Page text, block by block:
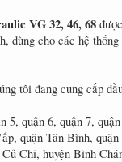
VG 32, 46, 68
dùng cho các hệ
tôi đang cung cấp
5, quận 6, quận 7,
quận Tân Bình, quận
Chi, huyện Bình